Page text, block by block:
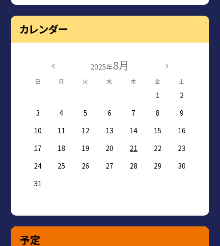
カレンダー
2025年8月
日 月 火 水 木 金 土
1
2
3
4 5 6 7 8
9
10
11 12 13 14 15
16
17
18 19 20 21 22
23
24
25 26 27 28 29
30
31
予定